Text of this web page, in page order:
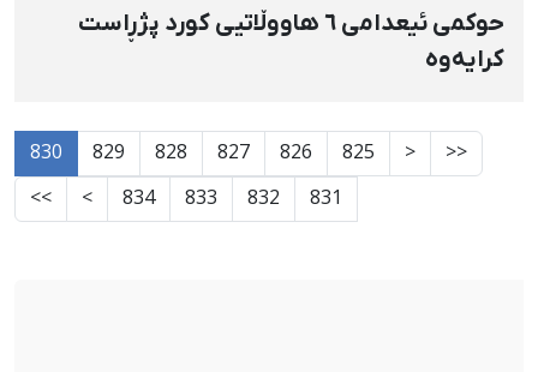
حوکمی ئیعدامی ٦ هاووڵاتیی کورد پژڕاست
کرایەوە
<<
<
825
826
827
828
829
830
831
832
833
834
>
>>